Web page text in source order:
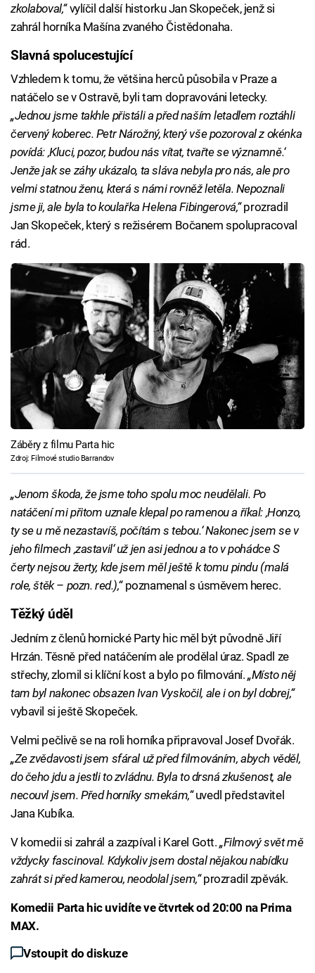
zkolaboval,“vylíčil další historku Jan Skopeček, jenž si
zahrál horníka Mašína zvaného Čistědonaha.
Slavná spolucestující
Vzhledem k tomu, že většina herců působila v Praze a
natáčelo se v Ostravě, byli tam dopravováni letecky.
„Jednou jsme takhle přistáli a před naším letadlem roztáhli
červený koberec. Petr Nárožný, který vše pozoroval z okénka
povídá: ‚Kluci, pozor, budou nás vítat, tvařte se významně.‘
Jenže jak se záhy ukázalo, ta sláva nebyla pro nás, ale pro
velmi statnou ženu, která s námi rovněž letěla. Nepoznali
jsme ji, ale byla to koulařka Helena Fibingerová,“prozradil
Jan Skopeček, který s režisérem Bočanem spolupracoval
rád.
Záběry z filmu Parta hic
Zdroj: Filmové studio Barrandov
„Jenom škoda, že jsme toho spolu moc neudělali. Po
natáčení mi přitom uznale klepal po ramenou a říkal: ‚Honzo,
ty se u mě nezastavíš, počítám s tebou.‘ Nakonec jsem se v
jeho filmech ‚zastavil‘ už jen asi jednou a to v pohádce S
čerty nejsou žerty, kde jsem měl ještě k tomu pindu (malá
role, štěk – pozn. red.),“poznamenal s úsměvem herec.
Těžký úděl
Jedním z členů hornické Party hic měl být původně Jiří
Hrzán. Těsně před natáčením ale prodělal úraz. Spadl ze
střechy, zlomil si klíční kost a bylo po filmování.„Místo něj
tam byl nakonec obsazen Ivan Vyskočil, ale i on byl dobrej,“
vybavil si ještě Skopeček.
Velmi pečlivě se na roli horníka připravoval Josef Dvořák.
„Ze zvědavosti jsem sfáral už před filmováním, abych věděl,
do čeho jdu a jestli to zvládnu. Byla to drsná zkušenost, ale
necouvl jsem. Před horníky smekám,“uvedl představitel
Jana Kubíka.
V komedii si zahrál a zazpíval i Karel Gott.„Filmový svět mě
vždycky fascinoval. Kdykoliv jsem dostal nějakou nabídku
zahrát si před kamerou, neodolal jsem,“prozradil zpěvák.
Komedii Parta hic uvidíte ve čtvrtek od 20:00 na Prima
MAX.
Vstoupit do diskuze